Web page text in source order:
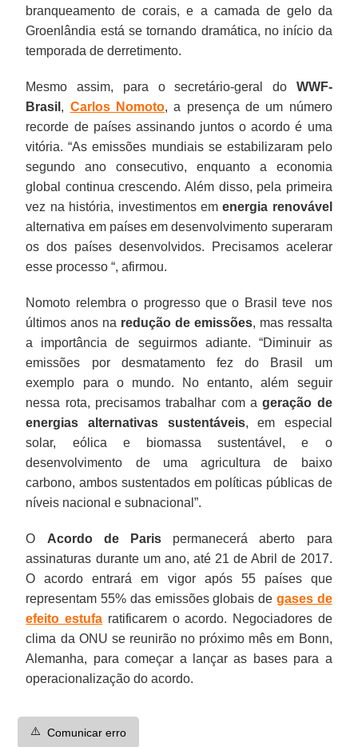
branqueamento de corais, e a camada de gelo da
Groenlândia está se tornando dramática, no início da
temporada de derretimento.
Mesmo assim, para o secretário-geral do WWF-
Brasil , Carlos Nomoto, a presença de um número
recorde de países assinando juntos o acordo é uma
vitória. “As emissões mundiais se estabilizaram pelo
segundo ano consecutivo, enquanto a economia
global continua crescendo. Além disso, pela primeira
vez na história, investimentos emenergia renovável
alternativa em países em desenvolvimento superaram
os dos países desenvolvidos. Precisamos acelerar
esse processo “, afirmou.
Nomoto relembra o progresso que o Brasil teve nos
últimos anos na redução de emissões, mas ressalta
a importância de seguirmos adiante. “Diminuir as
emissões por desmatamento fez do Brasil um
exemplo para o mundo. No entanto, além seguir
nessa rota, precisamos trabalhar com ageração de
energias alternativas sustentáveis, em especial
solar, eólica e biomassa sustentável, e o
desenvolvimento de uma agricultura de baixo
carbono, ambos sustentados em políticas públicas de
níveis nacional e subnacional”.
O Acordo de Paris permanecerá aberto para
assinaturas durante um ano, até 21 de Abril de 2017.
O acordo entrará em vigor após 55 países que
representam 55% das emissões globais de gases de
efeito estufa ratificarem o acordo. Negociadores de
clima da ONU se reunirão no próximo mês em Bonn,
Alemanha, para começar a lançar as bases para a
operacionalização do acordo.
⚠️ Comunicar erro